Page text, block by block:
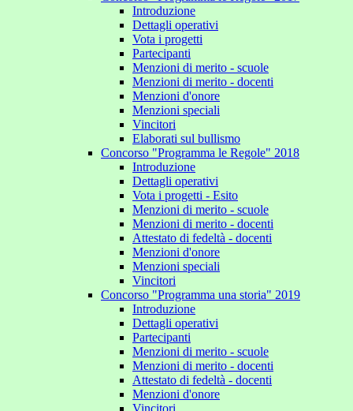
Introduzione
Dettagli operativi
Vota i progetti
Partecipanti
Menzioni di merito - scuole
Menzioni di merito - docenti
Menzioni d'onore
Menzioni speciali
Vincitori
Elaborati sul bullismo
Concorso "Programma le Regole" 2018
Introduzione
Dettagli operativi
Vota i progetti - Esito
Menzioni di merito - scuole
Menzioni di merito - docenti
Attestato di fedeltà - docenti
Menzioni d'onore
Menzioni speciali
Vincitori
Concorso "Programma una storia" 2019
Introduzione
Dettagli operativi
Partecipanti
Menzioni di merito - scuole
Menzioni di merito - docenti
Attestato di fedeltà - docenti
Menzioni d'onore
Vincitori